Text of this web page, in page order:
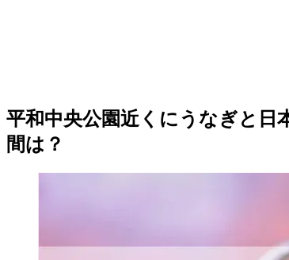
平和中央公園近くにうなぎと日
間は？